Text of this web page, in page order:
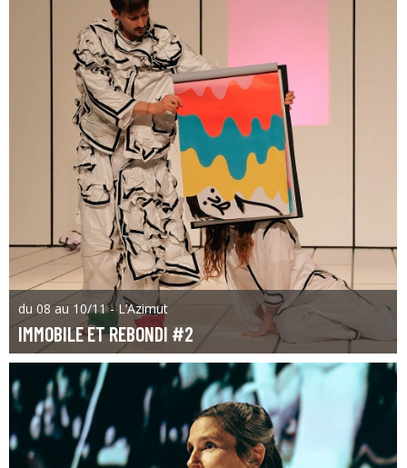
du 08 au 10/11 - L’Azimut
IMMOBILE ET REBONDI #2